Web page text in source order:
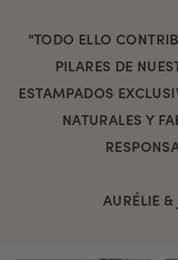
"TODO ELLO
PILARES DE
ESTAMPADOS
NATURALES Y
AURÉLIE &